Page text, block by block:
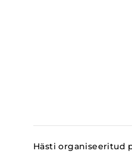
Hästi organiseeritud